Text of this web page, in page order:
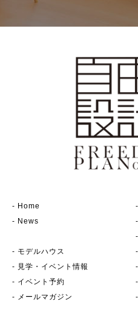
- Home
- News
-
-
-
- モデルハウス
- 見学・イベント情報
- イベント予約
- メールマガジン
-
-
-
-